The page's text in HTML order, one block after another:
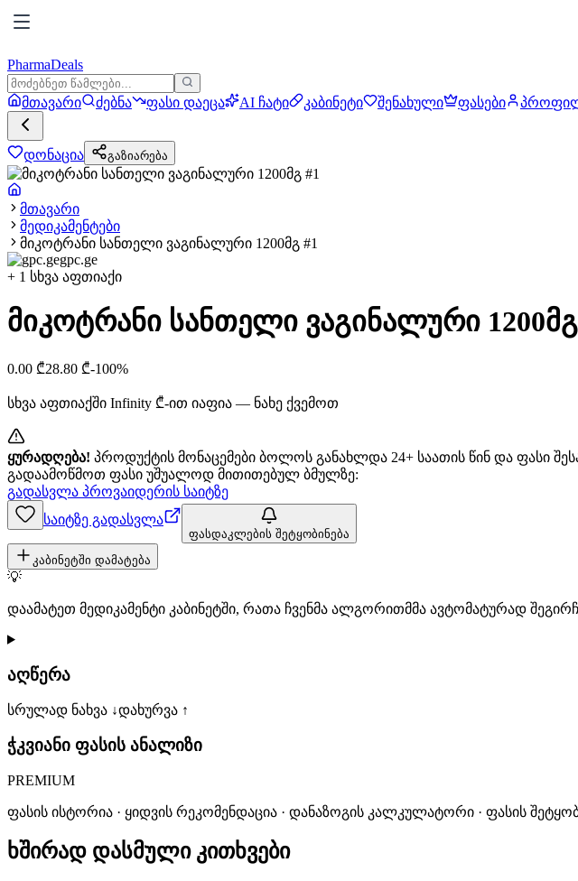
PharmaDeals
მთავარი ძებნა ფასი დაეცა AI ჩატი კაბინეტი შენახული ფასები
დონაცია გაზიარება
მთავარი
მედიკამენტები
მიკოტრანი სანთელი ვაგინალური 1200მგ #1
gpc.ge
+ 1 სხვა აფთიაქი
მიკოტრანი სანთელი ვაგინალური 1200მგ
0.00 ₾28.80 ₾-100%
სხვა აფთიაქში Infinity ₾-ით იაფია — ნახე ქვემოთ
ყურადღება! პროდუქტის მონაცემები ბოლოს განახლდა 24+ საათის წინ და ფასი
გადაამოწმოთ ფასი უშუალოდ მითითებულ ბმულზე:
გადასვლა პროვაიდერის საიტზე
საიტზე გადასვლა
ფასდაკლების შეტყობინება
კაბინეტში დამატება
💡
დაამატეთ მედიკამენტი კაბინეტში, რათა ჩვენმა ალგორითმმა ავტომატურად
აღწერა
სრულად ნახვა ↓დახურვა ↑
ჭკვიანი ფასის ანალიზი
PREMIUM
ფასის ისტორია · ყიდვის რეკომენდაცია · დანაზოგის კალკულატორი · ფასის
ხშირად დასმული კითხვები